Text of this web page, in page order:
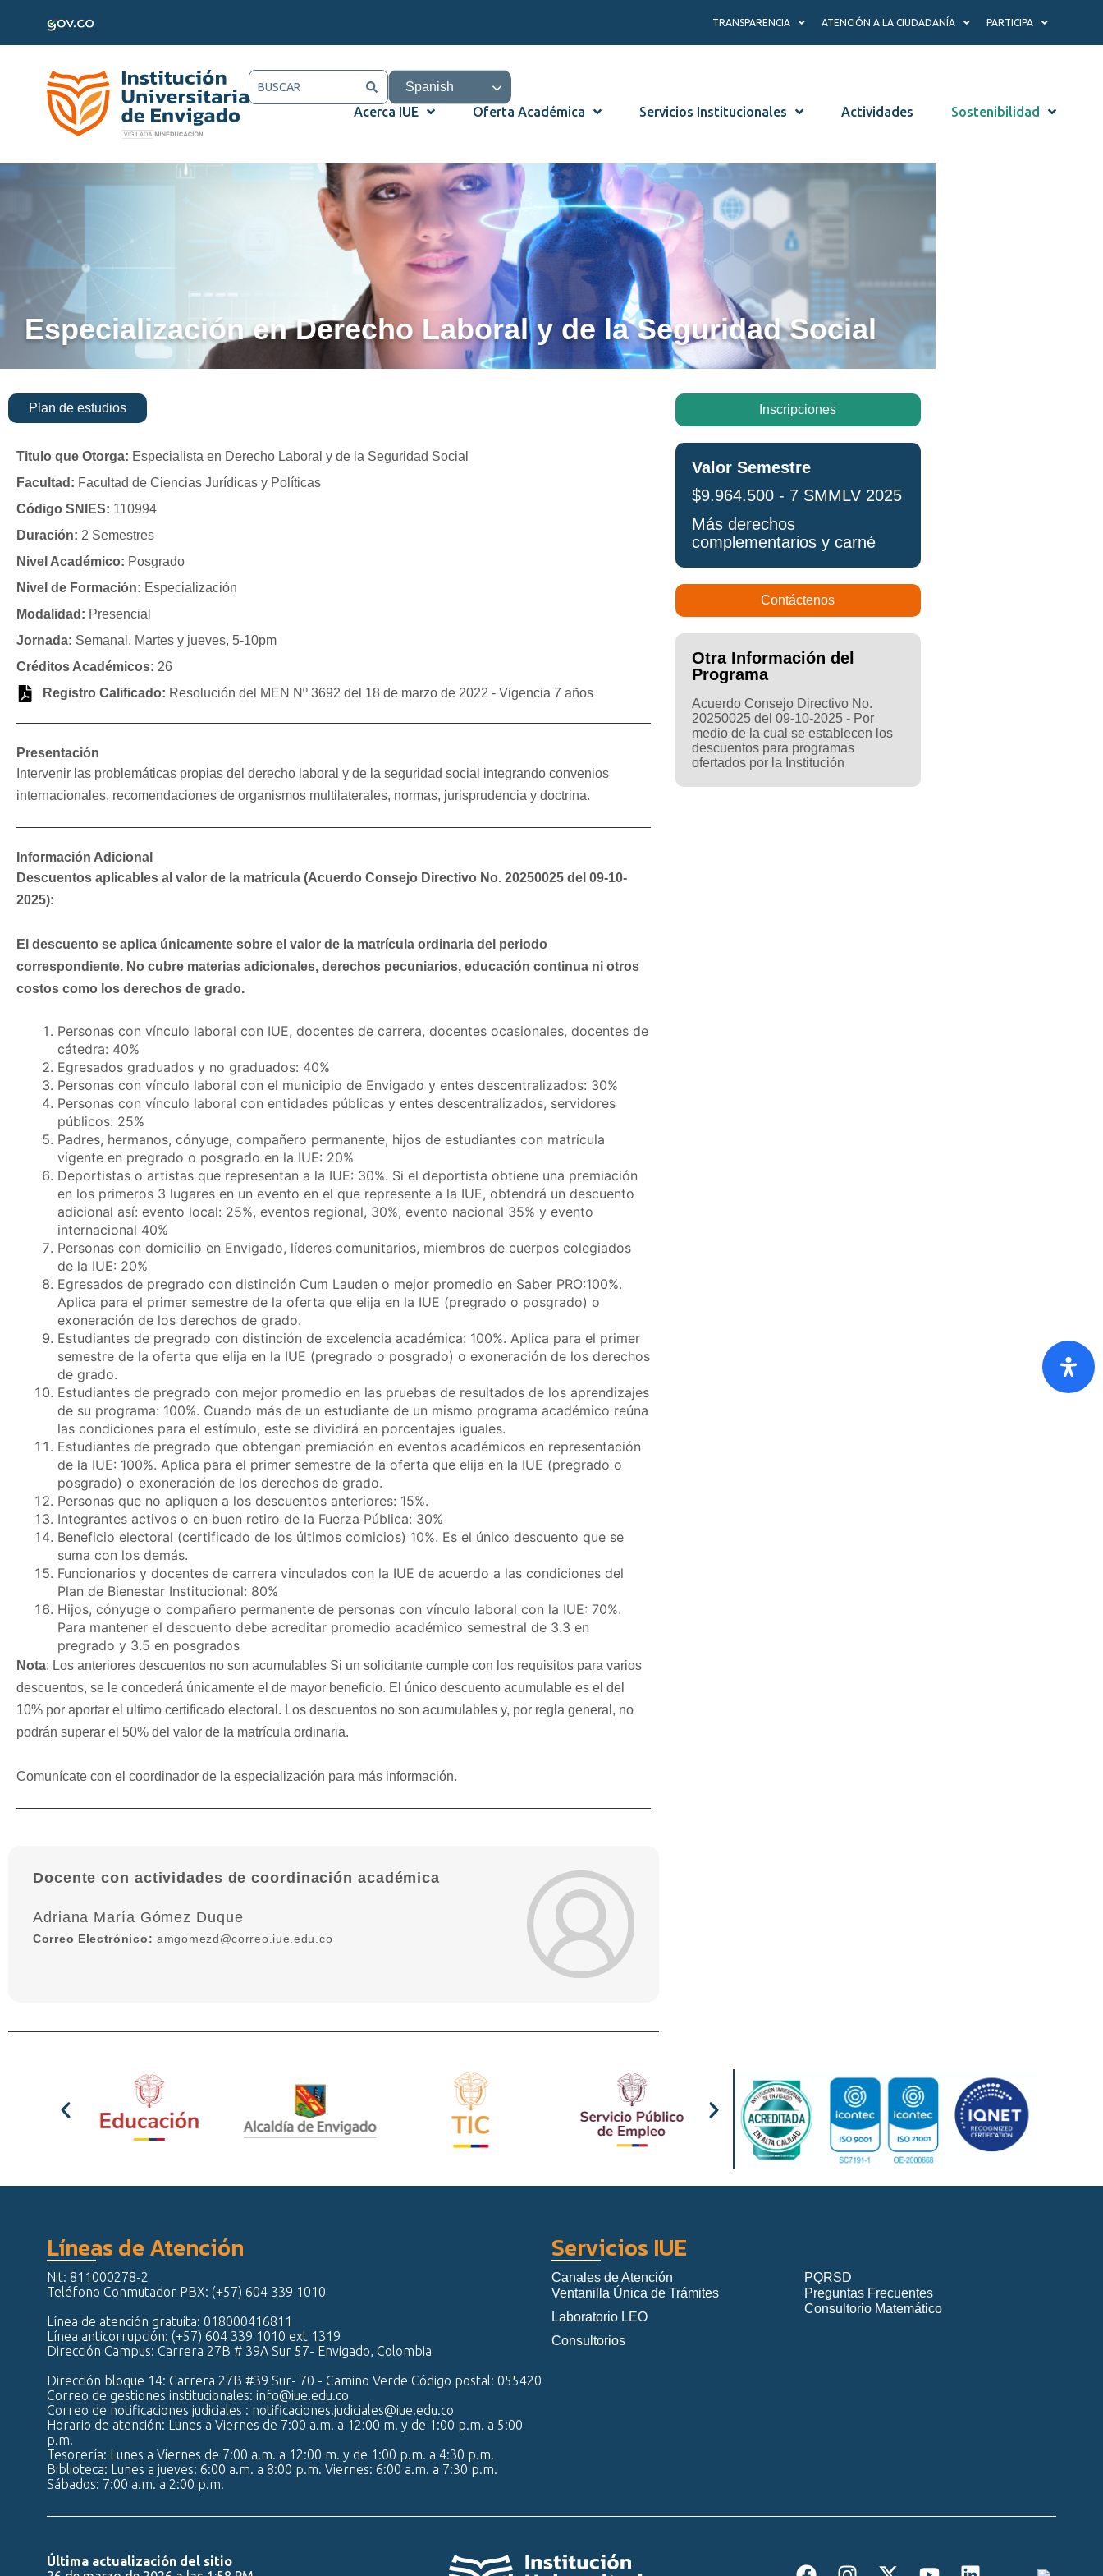
TRANSPARENCIA ATENCIÓN A LA CIUDADANÍA PARTICIPA
Spanish
Acerca IUE Oferta Académica Servicios Institucionales Actividades Sostenibilidad
Especialización en Derecho Laboral y de la Seguridad Social
Plan de estudios
Titulo que Otorga: Especialista en Derecho Laboral y de la Seguridad Social
Facultad: Facultad de Ciencias Jurídicas y Políticas
Código SNIES: 110994
Duración: 2 Semestres
Nivel Académico: Posgrado
Nivel de Formación: Especialización
Modalidad: Presencial
Jornada: Semanal. Martes y jueves, 5-10pm
Créditos Académicos: 26
Registro Calificado: Resolución del MEN Nº 3692 del 18 de marzo de 2022 - Vigencia 7 años
Presentación
Intervenir las problemáticas propias del derecho laboral y de la seguridad social integrando convenios
internacionales, recomendaciones de organismos multilaterales, normas, jurisprudencia y doctrina.
Información Adicional
Descuentos aplicables al valor de la matrícula (Acuerdo Consejo Directivo No. 20250025 del 09-10-
2025):
El descuento se aplica únicamente sobre el valor de la matrícula ordinaria del periodo
correspondiente. No cubre materias adicionales, derechos pecuniarios, educación continua ni otros
costos como los derechos de grado.
Personas con vínculo laboral con IUE, docentes de carrera, docentes ocasionales, docentes de
cátedra: 40%
Egresados graduados y no graduados: 40%
Personas con vínculo laboral con el municipio de Envigado y entes descentralizados: 30%
Personas con vínculo laboral con entidades públicas y entes descentralizados, servidores
públicos: 25%
Padres, hermanos, cónyuge, compañero permanente, hijos de estudiantes con matrícula
vigente en pregrado o posgrado en la IUE: 20%
Deportistas o artistas que representan a la IUE: 30%. Si el deportista obtiene una premiación
en los primeros 3 lugares en un evento en el que represente a la IUE, obtendrá un descuento
adicional así: evento local: 25%, eventos regional, 30%, evento nacional 35% y evento
internacional 40%
Personas con domicilio en Envigado, líderes comunitarios, miembros de cuerpos colegiados
de la IUE: 20%
Egresados de pregrado con distinción Cum Lauden o mejor promedio en Saber PRO:100%.
Aplica para el primer semestre de la oferta que elija en la IUE (pregrado o posgrado) o
exoneración de los derechos de grado.
Estudiantes de pregrado con distinción de excelencia académica: 100%. Aplica para el primer
semestre de la oferta que elija en la IUE (pregrado o posgrado) o exoneración de los derechos
de grado.
Estudiantes de pregrado con mejor promedio en las pruebas de resultados de los aprendizajes
de su programa: 100%. Cuando más de un estudiante de un mismo programa académico reúna
las condiciones para el estímulo, este se dividirá en porcentajes iguales.
Estudiantes de pregrado que obtengan premiación en eventos académicos en representación
de la IUE: 100%. Aplica para el primer semestre de la oferta que elija en la IUE (pregrado o
posgrado) o exoneración de los derechos de grado.
Personas que no apliquen a los descuentos anteriores: 15%.
Integrantes activos o en buen retiro de la Fuerza Pública: 30%
Beneficio electoral (certificado de los últimos comicios) 10%. Es el único descuento que se
suma con los demás.
Funcionarios y docentes de carrera vinculados con la IUE de acuerdo a las condiciones del
Plan de Bienestar Institucional: 80%
Hijos, cónyuge o compañero permanente de personas con vínculo laboral con la IUE: 70%.
Para mantener el descuento debe acreditar promedio académico semestral de 3.3 en
pregrado y 3.5 en posgrados
Nota: Los anteriores descuentos no son acumulables Si un solicitante cumple con los requisitos para varios
descuentos, se le concederá únicamente el de mayor beneficio. El único descuento acumulable es el del
10% por aportar el ultimo certificado electoral. Los descuentos no son acumulables y, por regla general, no
podrán superar el 50% del valor de la matrícula ordinaria.
Comunícate con el coordinador de la especialización para más información.
Docente con actividades de coordinación académica
Adriana María Gómez Duque
Correo Electrónico: amgomezd@correo.iue.edu.co
Inscripciones
Valor Semestre
$9.964.500 - 7 SMMLV 2025
Más derechos
complementarios y carné
Contáctenos
Otra Información del
Programa
Acuerdo Consejo Directivo No.
20250025 del 09-10-2025 - Por
medio de la cual se establecen los
descuentos para programas
ofertados por la Institución
Líneas de Atención
Nit: 811000278-2
Teléfono Conmutador PBX: (+57) 604 339 1010
Línea de atención gratuita: 018000416811
Línea anticorrupción: (+57) 604 339 1010 ext 1319
Dirección Campus: Carrera 27B # 39A Sur 57- Envigado, Colombia
Dirección bloque 14: Carrera 27B #39 Sur- 70 - Camino Verde Código postal: 055420
Correo de gestiones institucionales: info@iue.edu.co
Correo de notificaciones judiciales : notificaciones.judiciales@iue.edu.co
Horario de atención: Lunes a Viernes de 7:00 a.m. a 12:00 m. y de 1:00 p.m. a 5:00
p.m.
Tesorería: Lunes a Viernes de 7:00 a.m. a 12:00 m. y de 1:00 p.m. a 4:30 p.m.
Biblioteca: Lunes a jueves: 6:00 a.m. a 8:00 p.m. Viernes: 6:00 a.m. a 7:30 p.m.
Sábados: 7:00 a.m. a 2:00 p.m.
Servicios IUE
Canales de Atención
Ventanilla Única de Trámites
Laboratorio LEO
Consultorios
PQRSD
Preguntas Frecuentes
Consultorio Matemático
Última actualización del sitio